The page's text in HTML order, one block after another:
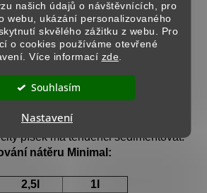
našich údajů o návštěvnících, pro
webu, ukázání personalizovaného
skvělého zážitku z webu. Pro
o cookies používáme otevřené
Více informací zde.
Souhlasím
Nastavení
do 200 odstínů univerzálními
které se používají pro všechny
Graesan.
viz. strana 23-25 v katalogu
můžeme dle vašeho požadavku
materiál vždy důkladně promíchat,
písek má tendenci sedimentovat.
nátěru Minimal:
2,5l
1l